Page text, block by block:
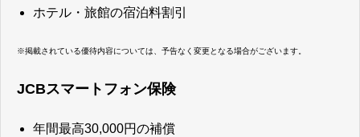
ホテル・旅館の宿泊料割引
※掲載されている優待内容については、予告なく変更となる場合がございます。
JCBスマートフォン保険
年間最高30,000円の補償